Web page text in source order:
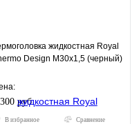
жидкостная Royal
Design М30х1,5 (черный)
руб.
В избранное Сравнение